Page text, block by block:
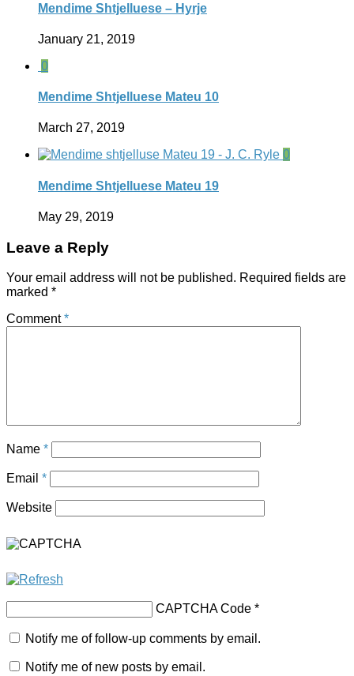
Mendime Shtjelluese – Hyrje
January 21, 2019
0
Mendime Shtjelluese Mateu 10
March 27, 2019
0
Mendime Shtjelluese Mateu 19
May 29, 2019
Leave a Reply
Your email address will not be published. Required fields are
marked *
Comment*
Name *
Email *
Website
CAPTCHA Code *
Notify me of follow-up comments by email.
Notify me of new posts by email.